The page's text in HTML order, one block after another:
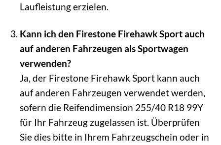
Laufleistung erzielen.
Kann ich den Firestone Firehawk Sport auch
auf anderen Fahrzeugen als Sportwagen
verwenden?
Ja, der Firestone Firehawk Sport kann auch
auf anderen Fahrzeugen verwendet werden,
sofern die Reifendimension 255/40 R18 99Y
für Ihr Fahrzeug zugelassen ist. Überprüfen
Sie dies bitte in Ihrem Fahrzeugschein oder in